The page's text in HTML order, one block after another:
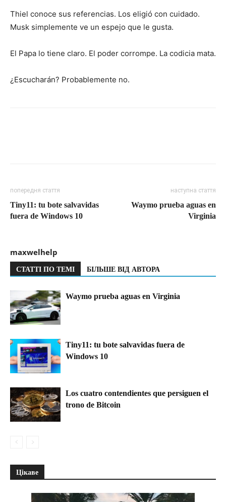
Thiel conoce sus referencias. Los eligió con cuidado.
Musk simplemente ve un espejo que le gusta.
El Papa lo tiene claro. El poder corrompe. La codicia mata.
¿Escucharán? Probablemente no.
попередня стаття
Tiny11: tu bote salvavidas
fuera de Windows 10
наступна стаття
Waymo prueba aguas en
Virginia
maxwelhelp
СТАТТІ ПО ТЕМІ БІЛЬШЕ ВІД АВТОРА
Waymo prueba aguas en Virginia
Tiny11: tu bote salvavidas fuera de
Windows 10
Los cuatro contendientes que persiguen el
trono de Bitcoin
Цікаве